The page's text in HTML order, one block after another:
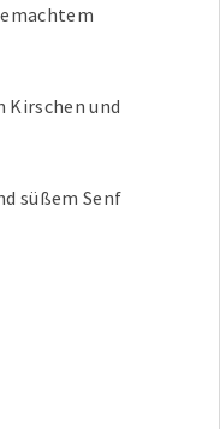
Kirschen und
süßem Senf